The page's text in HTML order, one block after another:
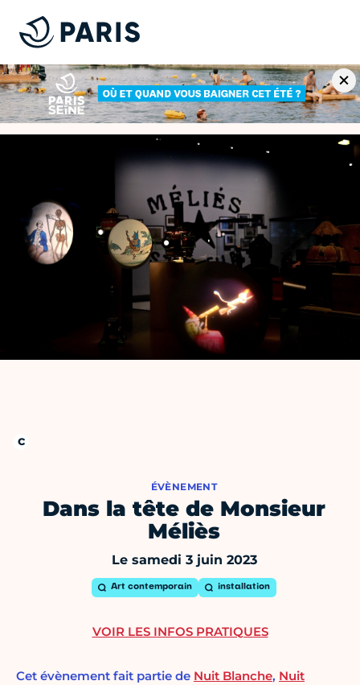
ÉVÈNEMENT
Dans la tête de Monsieur
Méliès
Le samedi 3 juin 2023
Art contemporain installation
Cet évènement fait partie de Nuit Blanche, Nuit
VOIR LES INFOS PRATIQUES